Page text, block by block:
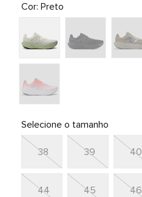
Cor Preto
Selecione o tamanho
38 39 40
44 45 46